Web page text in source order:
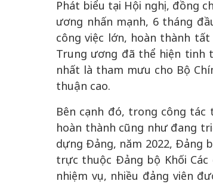
Phát biểu tại Hội nghị, đồng
ương nhấn mạnh, 6 tháng
công việc lớn, hoàn thành
Trung ương đã thể hiện tinh
nhất là tham mưu cho Bộ
thuận cao.
Bên cạnh đó, trong công tác
hoàn thành cũng như đang
dựng Đảng, năm 2022, Đảng
trực thuộc Đảng bộ Khối
nhiệm vụ, nhiều đảng viên